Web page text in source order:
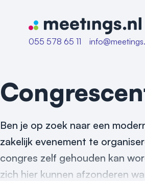
Naar home van Meetings
055 578 65 11
Ben je op zoek naar een
zakelijk evenement te
congres zelf gehouden kan
zich hier kunnen afzonderen